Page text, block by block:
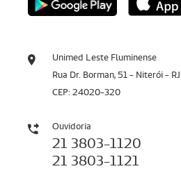
Unimed Leste Fluminense
Rua Dr. Borman, 51 - Niterói - RJ
CEP: 24020-320
Ouvidoria
21 3803-1120
21 3803-1121